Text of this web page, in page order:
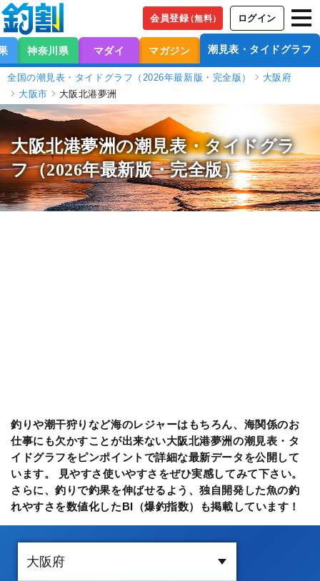
会員登録（無料） ログイン
神奈川県 マダイ マガジン 潮見表・タイドグラフ
全国の潮見表・タイドグラフ（2026年最新版・完全版）
大阪府
大阪市
大阪北港夢洲
大阪北港夢洲の潮見表・タイドグラ
フ（2026年最新版・完全版）
釣りや潮干狩りなど海のレジャーはもちろん、海関係のお
仕事にも欠かすことが出来ない大阪北港夢洲の潮見表・タ
イドグラフをピンポイントで詳細な最新データを公開して
います。 見やすさ使いやすさをぜひ実感してみて下さい。
さらに、釣りで釣果を伸ばせるよう、独自開発した魚の釣
れやすさを数値化したBI（爆釣指数）も掲載しています！